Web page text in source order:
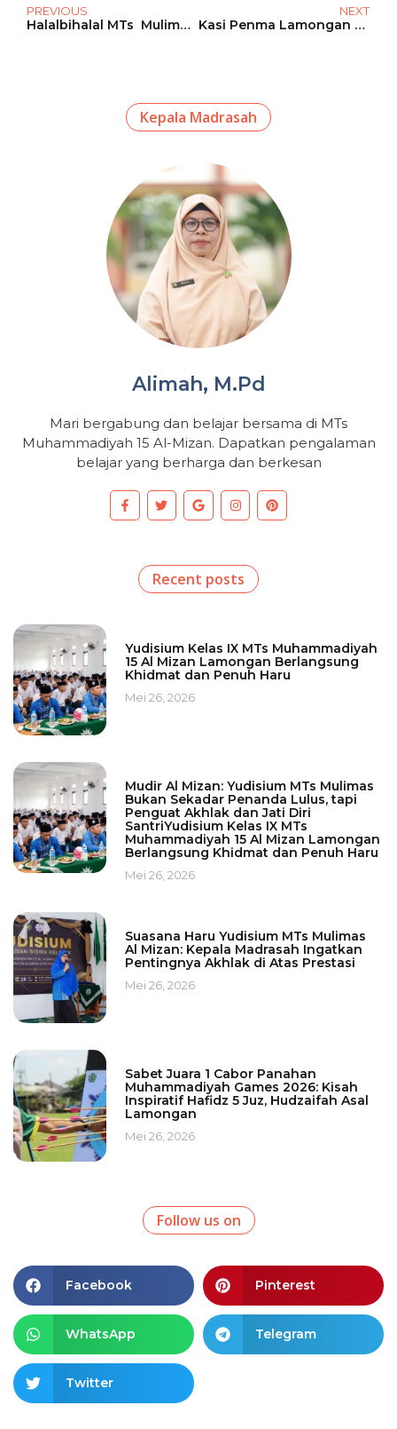
PREVIOUS
Halalbihalal MTs Mulimas Al Mizan, Suwito Angkat Kisah Sahabat: Hati Bersih Kunci Selamat Dunia Akhirat
NEXT
Kasi Penma Lamongan Tekankan Validitas Data dan Kesiapan Teknis dalam Asesmen Madrasah di MTs Mulimas Al Mizan
Kepala Madrasah
Alimah, M.Pd
Mari bergabung dan belajar bersama di MTs
Muhammadiyah 15 Al-Mizan. Dapatkan pengalaman
belajar yang berharga dan berkesan
Recent posts
Yudisium Kelas IX MTs Muhammadiyah
15 Al Mizan Lamongan Berlangsung
Khidmat dan Penuh Haru
Mei 26, 2026
Mudir Al Mizan: Yudisium MTs Mulimas
Bukan Sekadar Penanda Lulus, tapi
Penguat Akhlak dan Jati Diri
SantriYudisium Kelas IX MTs
Muhammadiyah 15 Al Mizan Lamongan
Berlangsung Khidmat dan Penuh Haru
Mei 26, 2026
Suasana Haru Yudisium MTs Mulimas
Al Mizan: Kepala Madrasah Ingatkan
Pentingnya Akhlak di Atas Prestasi
Mei 26, 2026
Sabet Juara 1 Cabor Panahan
Muhammadiyah Games 2026: Kisah
Inspiratif Hafidz 5 Juz, Hudzaifah Asal
Lamongan
Mei 26, 2026
Follow us on
Facebook Pinterest
WhatsApp Telegram
Twitter